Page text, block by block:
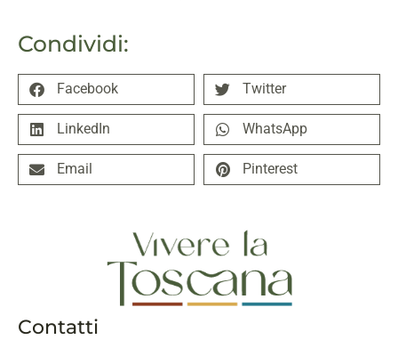
Condividi:
Facebook Twitter
LinkedIn WhatsApp
Email Pinterest
Contatti